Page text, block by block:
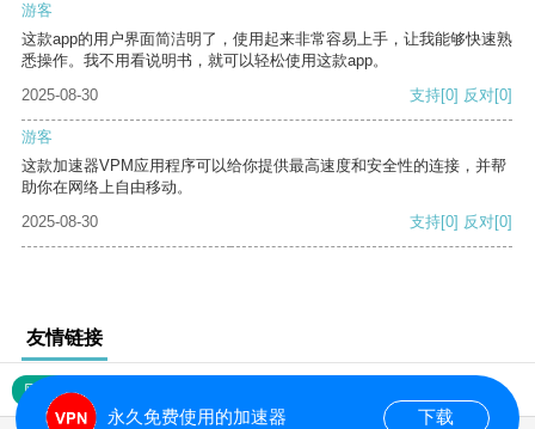
游客
这款app的用户界面简洁明了，使用起来非常容易上手，让我能够快速熟
悉操作。我不用看说明书，就可以轻松使用这款app。
2025-08-30
支持[0] 反对[0]
游客
这款加速器VPM应用程序可以给你提供最高速度和安全性的连接，并帮
助你在网络上自由移动。
2025-08-30
支持[0] 反对[0]
友情链接
网站地图
永久免费使用的加速器 下载